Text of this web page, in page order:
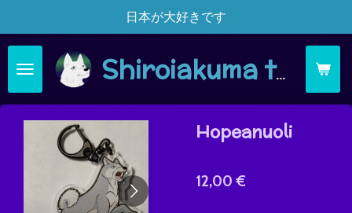
pääsisältöön
Shiroiakuma täsä moi
日本が大好きです
Hopeanuoli
12,00 €